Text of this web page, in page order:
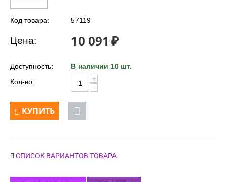
Код товара: 57119
Цена: 10 091 ₽
Доступность:
В наличии 10 шт.
Кол-во:
+
−
КУПИТЬ
СПИСОК ВАРИАНТОВ ТОВАРА